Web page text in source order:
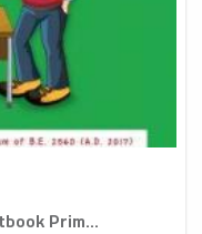
Prim...